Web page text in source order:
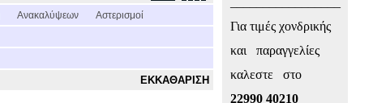
Ανακαλύψεων
Αστερισμοί
ΕΚΚΑΘΑΡΙΣΗ
Για τιμές χονδρικής
και παραγγελίες
καλεστε στο
22990 40210